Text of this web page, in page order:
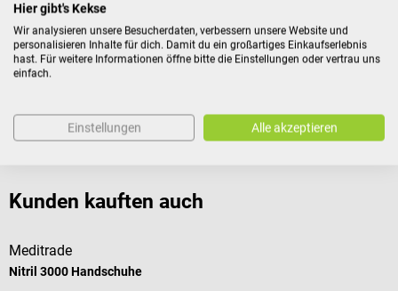
Produktidentifikation
Dokumente
Bewertungen
Kunden kauften auch
Meditrade
Nitril 3000 Handschuhe
Hier gibt's Kekse
Wir analysieren unsere Besucherdaten, verbessern unsere Website und
personalisieren Inhalte für dich. Damit du ein großartiges Einkaufserlebnis
hast. Für weitere Informationen öffne bitte die Einstellungen oder vertrau uns
einfach.
Einstellungen Alle akzeptieren